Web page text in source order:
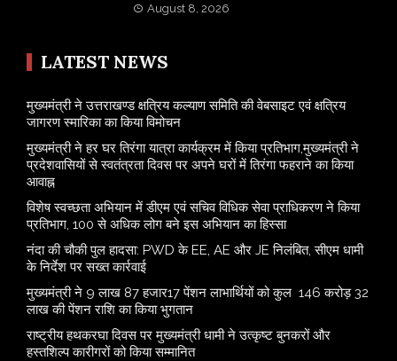
August 8, 2026
LATEST NEWS
मुख्यमंत्री ने उत्तराखण्ड क्षत्रिय कल्याण समिति की वेबसाइट एवं क्षत्रिय
जागरण स्मारिका का किया विमोचन
मुख्यमंत्री ने हर घर तिरंगा यात्रा कार्यक्रम में किया प्रतिभाग,मुख्यमंत्री ने
प्रदेशवासियों से स्वतंत्रता दिवस पर अपने घरों में तिरंगा फहराने का किया
आवाह्न
विशेष स्वच्छता अभियान में डीएम एवं सचिव विधिक सेवा प्राधिकरण ने किया
प्रतिभाग, 100 से अधिक लोग बने इस अभियान का हिस्सा
नंदा की चौकी पुल हादसा: PWD के EE, AE और JE निलंबित, सीएम धामी
के निर्देश पर सख्त कार्रवाई
मुख्यमंत्री ने 9 लाख 87 हजार17 पेंशन लाभार्थियों को कुल 146 करोड़ 32
लाख की पेंशन राशि का किया भुगतान
राष्ट्रीय हथकरघा दिवस पर मुख्यमंत्री धामी ने उत्कृष्ट बुनकरों और
हस्तशिल्प कारीगरों को किया सम्मानित